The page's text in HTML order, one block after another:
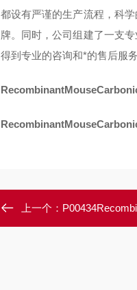
都设有严谨的生产流程，科
牌。同时，公司组建了一支
得到专业的咨询和*的售后服务
上一个：